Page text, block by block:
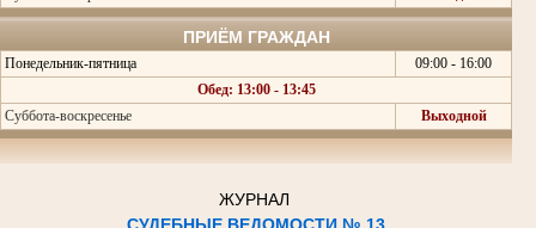
ПРИЁМ ГРАЖДАН
Понедельник-пятница
09:00 - 16:00
Обед: 13:00 - 13:45
Суббота-воскресенье
Выходной
ЖУРНАЛ